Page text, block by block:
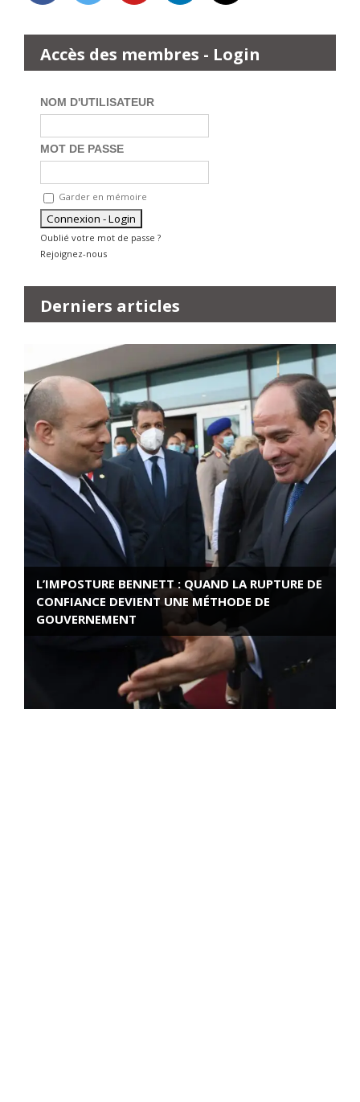
Accès des membres - Login
NOM D'UTILISATEUR
MOT DE PASSE
Garder en mémoire
Oublié votre mot de passe ?
Rejoignez-nous
Derniers articles
L’IMPOSTURE BENNETT : QUAND LA RUPTURE DE
CONFIANCE DEVIENT UNE MÉTHODE DE
GOUVERNEMENT
ROSE VALLAND, HEROÏNE DE LA RESISTANCE